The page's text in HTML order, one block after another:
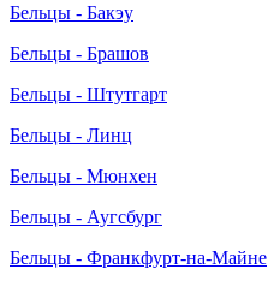
Бельцы - Бакэу
Бельцы - Брашов
Бельцы - Штутгарт
Бельцы - Линц
Бельцы - Мюнхен
Бельцы - Аугсбург
Бельцы - Франкфурт-на-Майне